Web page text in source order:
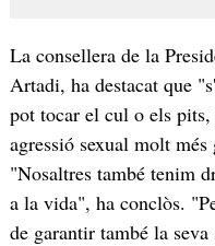
La consellera de la
Artadi, ha destacat que
pot tocar el cul o els
agressió sexual molt
"Nosaltres també tenim
a la vida", ha conclòs.
de garantir també la